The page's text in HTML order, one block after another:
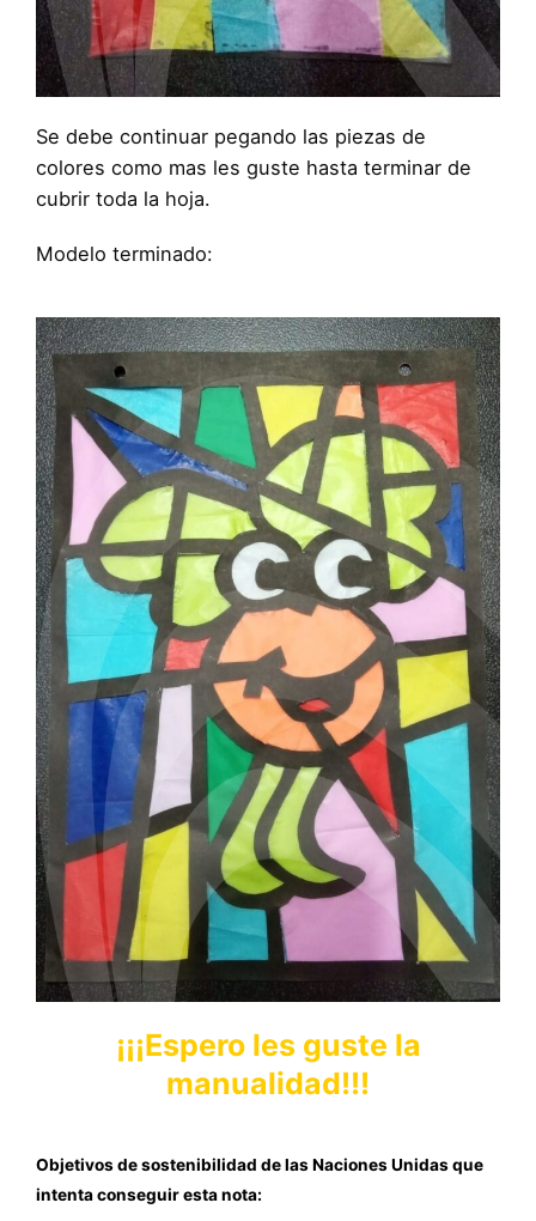
Se debe continuar pegando las piezas de
colores como mas les guste hasta terminar de
cubrir toda la hoja.
Modelo terminado:
¡¡¡Espero les guste la
manualidad!!!
Objetivos de sostenibilidad de las Naciones Unidas que
intenta conseguir esta nota: